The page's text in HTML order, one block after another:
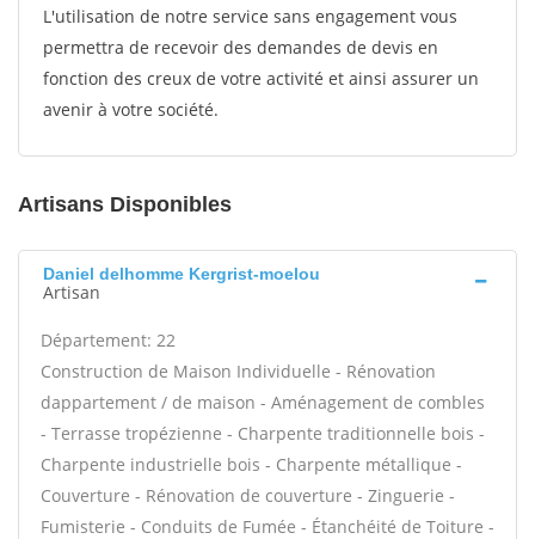
L'utilisation de notre service sans engagement vous
permettra de recevoir des demandes de devis en
fonction des creux de votre activité et ainsi assurer un
avenir à votre société.
Artisans Disponibles
Daniel delhomme Kergrist-moelou
Artisan
Département: 22
Construction de Maison Individuelle - Rénovation
dappartement / de maison - Aménagement de combles
- Terrasse tropézienne - Charpente traditionnelle bois -
Charpente industrielle bois - Charpente métallique -
Couverture - Rénovation de couverture - Zinguerie -
Fumisterie - Conduits de Fumée - Étanchéité de Toiture -